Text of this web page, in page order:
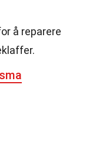
å reparere